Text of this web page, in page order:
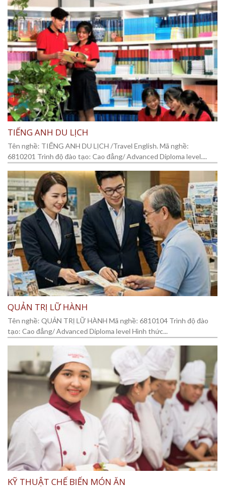
TIẾNG ANH DU LỊCH
Tên nghề: TIẾNG ANH DU LỊCH /Travel English. Mã nghề:
6810201 Trình độ đào tạo: Cao đẳng/ Advanced Diploma level....
QUẢN TRỊ LỮ HÀNH
Tên nghề: QUẢN TRỊ LỮ HÀNH Mã nghề: 6810104 Trình độ đào
tạo: Cao đẳng/ Advanced Diploma level Hình thức...
KỸ THUẬT CHẾ BIẾN MÓN ĂN